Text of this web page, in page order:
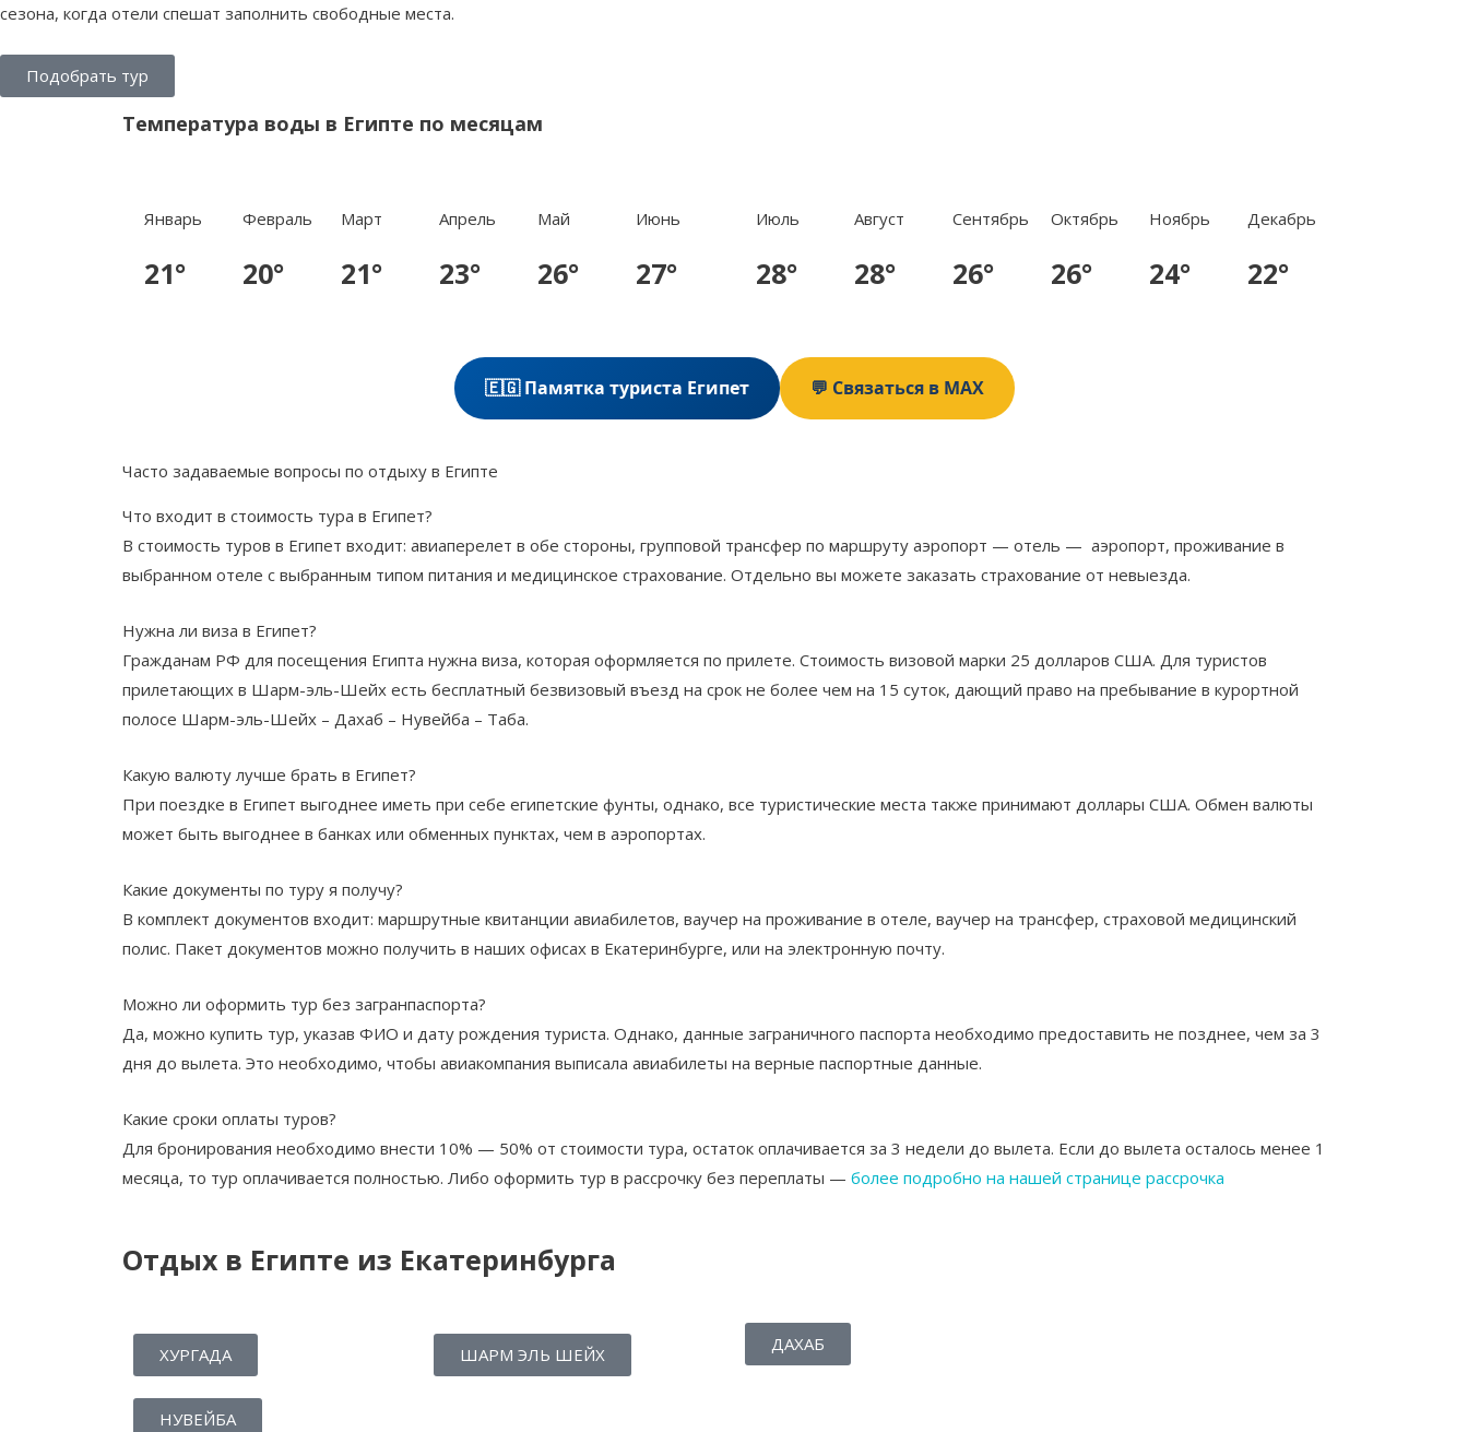
сезона, когда отели спешат заполнить свободные места.
Подобрать тур
Температура воды в Египте по месяцам
Январь
21°
Февраль
20°
Март
21°
Апрель
23°
Май
26°
Июнь
27°
Июль
28°
Август
28°
Сентябрь
26°
Октябрь
26°
Ноябрь
24°
Декабрь
22°
🇪🇬 Памятка туриста Египет 💬 Связаться в MAX
Часто задаваемые вопросы по отдыху в Египте
Что входит в стоимость тура в Египет?
В стоимость туров в Египет входит: авиаперелет в обе стороны, групповой трансфер по маршруту аэропорт — отель — аэропорт, проживание в
выбранном отеле с выбранным типом питания и медицинское страхование. Отдельно вы можете заказать страхование от невыезда.
Нужна ли виза в Египет?
Гражданам РФ для посещения Египта нужна виза, которая оформляется по прилете. Стоимость визовой марки 25 долларов США. Для туристов
прилетающих в Шарм-эль-Шейх есть бесплатный безвизовый въезд на срок не более чем на 15 суток, дающий право на пребывание в курортной
полосе Шарм-эль-Шейх – Дахаб – Нувейба – Таба.
Какую валюту лучше брать в Египет?
При поездке в Египет выгоднее иметь при себе египетские фунты, однако, все туристические места также принимают доллары США. Обмен валюты
может быть выгоднее в банках или обменных пунктах, чем в аэропортах.
Какие документы по туру я получу?
В комплект документов входит: маршрутные квитанции авиабилетов, ваучер на проживание в отеле, ваучер на трансфер, страховой медицинский
полис. Пакет документов можно получить в наших офисах в Екатеринбурге, или на электронную почту.
Можно ли оформить тур без загранпаспорта?
Да, можно купить тур, указав ФИО и дату рождения туриста. Однако, данные заграничного паспорта необходимо предоставить не позднее, чем за 3
дня до вылета. Это необходимо, чтобы авиакомпания выписала авиабилеты на верные паспортные данные.
Какие сроки оплаты туров?
Для бронирования необходимо внести 10% — 50% от стоимости тура, остаток оплачивается за 3 недели до вылета. Если до вылета осталось менее 1
месяца, то тур оплачивается полностью. Либо оформить тур в рассрочку без переплаты — более подробно на нашей странице рассрочка
Отдых в Египте из Екатеринбурга
ХУРГАДА ШАРМ ЭЛЬ ШЕЙХ
НУВЕЙБА
ДАХАБ